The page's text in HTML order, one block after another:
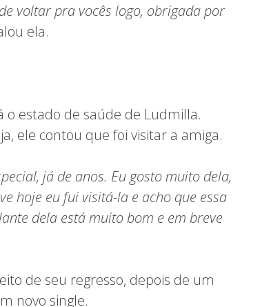
voltar pra vocês logo, obrigada por
ela.
o estado de saúde de Ludmilla.
ele contou que foi visitar a amiga.
já de anos. Eu gosto muito dela,
hoje eu fui visitá-la e acho que essa
dela está muito bom e em breve
de seu regresso, depois de um
novo single.